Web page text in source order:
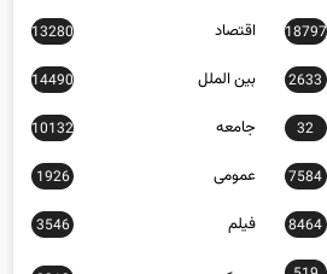
18797 اقتصاد 13280
2633 بین الملل 14490
32
10132
7584 عمومی 1926
8464
3546